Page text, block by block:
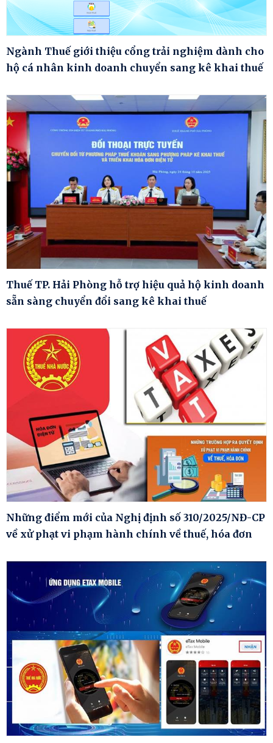
Ngành Thuế giới thiệu cổng trải nghiệm dành cho
hộ cá nhân kinh doanh chuyển sang kê khai thuế
Thuế TP. Hải Phòng hỗ trợ hiệu quả hộ kinh doanh
sẵn sàng chuyển đổi sang kê khai thuế
Những điểm mới của Nghị định số 310/2025/NĐ-CP
về xử phạt vi phạm hành chính về thuế, hóa đơn